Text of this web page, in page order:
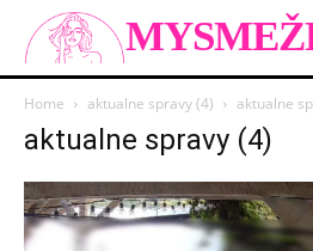
Home aktualne spravy (4) aktualne
aktualne spravy (4)